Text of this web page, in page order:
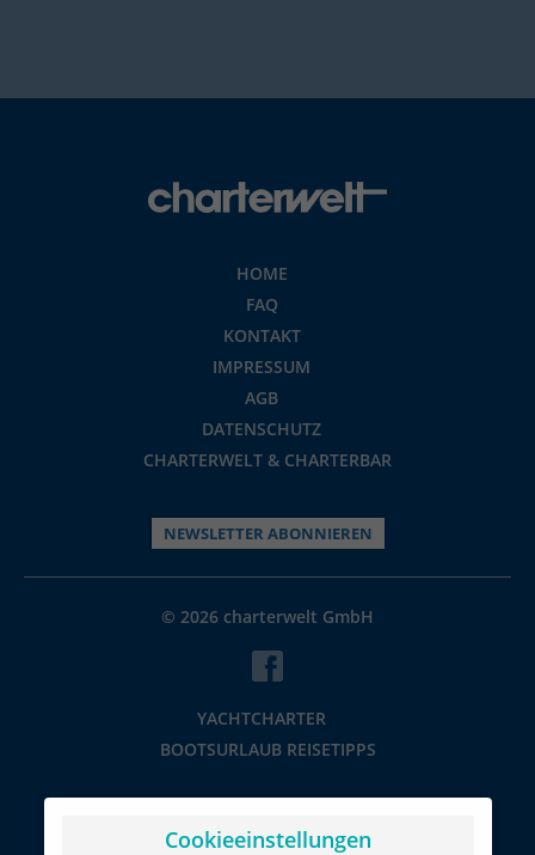
HOME
FAQ
KONTAKT
IMPRESSUM
AGB
DATENSCHUTZ
CHARTERWELT & CHARTERBAR
NEWSLETTER ABONNIEREN
© 2026 charterwelt GmbH
YACHTCHARTER
BOOTSURLAUB REISETIPPS
Cookieeinstellungen